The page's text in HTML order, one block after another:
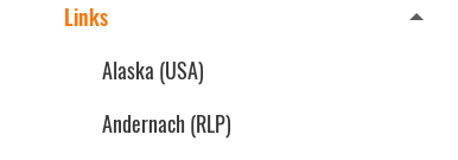
Links
Alaska (USA)
Andernach (RLP)